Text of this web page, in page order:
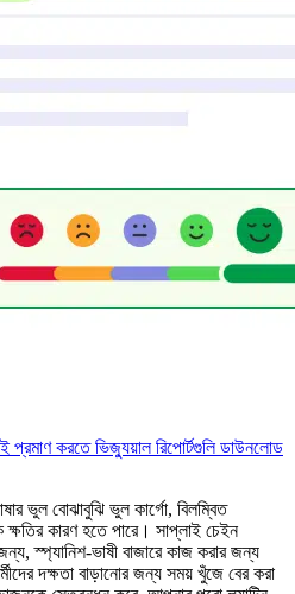
করতে ভিজ্যুয়াল রিপোর্টগুলি ডাউনলোড
ভুল বোঝাবুঝি ভুল কার্গো, বিলম্বিত
ক্ষতির কারণ হতে পারে। সাপ্লাই চেইন
স্প্যানিশ-ভাষী বাজারে কাজ করার জন্য
দক্ষতা বাড়ানোর জন্য সময় খুঁজে বের করা